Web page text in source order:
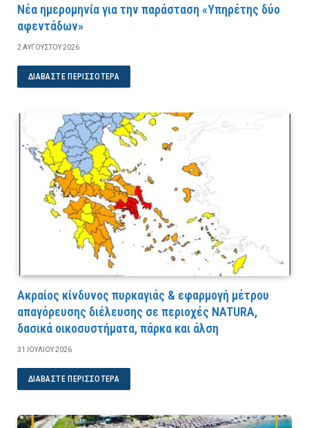
Νέα ημερομηνία για την παράσταση «Υπηρέτης δύο
αφεντάδων»
2 ΑΥΓΟΎΣΤΟΥ 2026
ΔΙΑΒΆΣΤΕ ΠΕΡΙΣΣΌΤΕΡΑ
Ακραίος κίνδυνος πυρκαγιάς & εφαρμογή μέτρου
απαγόρευσης διέλευσης σε περιοχές NATURA,
δασικά οικοσυστήματα, πάρκα και άλση
31 ΙΟΥΛΊΟΥ 2026
ΔΙΑΒΆΣΤΕ ΠΕΡΙΣΣΌΤΕΡΑ